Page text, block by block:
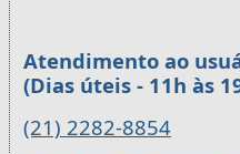
Atendimento ao
(Dias úteis - 11h às
(21) 2282-8854